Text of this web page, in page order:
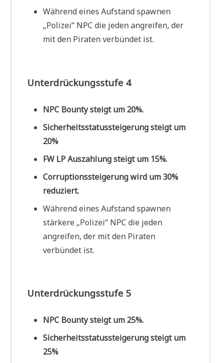
Während eines Aufstand spawnen
„Polizei“ NPC die jeden angreifen, der
mit den Piraten verbündet ist.
Unterdrückungsstufe 4
NPC Bounty steigt um 20%.
Sicherheitsstatussteigerung steigt um
20%
FW LP Auszahlung steigt um 15%.
Corruptionssteigerung wird um 30%
reduziert.
Während eines Aufstand spawnen
stärkere „Polizei“ NPC die jeden
angreifen, der mit den Piraten
verbündet ist.
Unterdrückungsstufe 5
NPC Bounty steigt um 25%.
Sicherheitsstatussteigerung steigt um
25%